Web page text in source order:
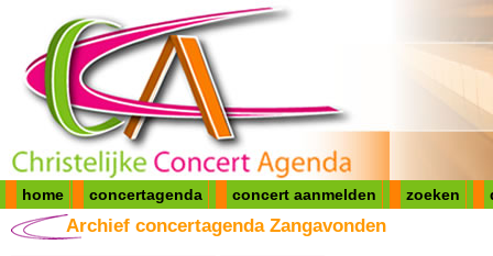
home concertagenda concert aanmelden zoeken
Archief concertagenda Zangavonden